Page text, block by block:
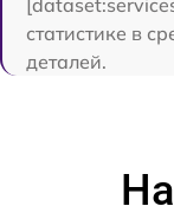
статистике в
деталей.